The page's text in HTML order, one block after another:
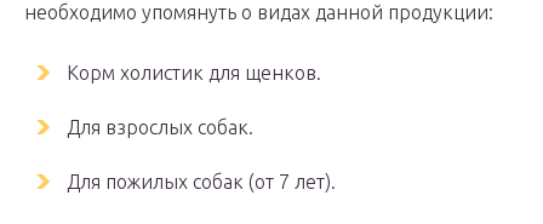
необходимо упомянуть о видах данной продукции:
Корм холистик для щенков.
Для взрослых собак.
Для пожилых собак (от 7 лет).